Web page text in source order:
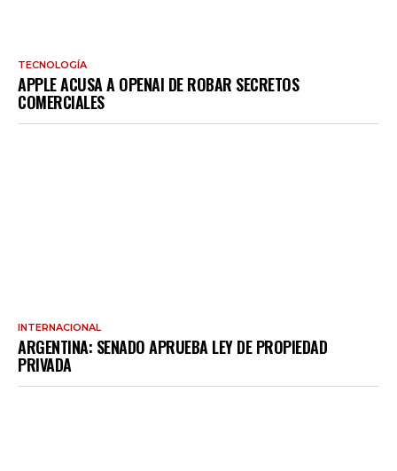
TECNOLOGÍA
APPLE ACUSA A OPENAI DE ROBAR SECRETOS
COMERCIALES
INTERNACIONAL
ARGENTINA: SENADO APRUEBA LEY DE PROPIEDAD
PRIVADA